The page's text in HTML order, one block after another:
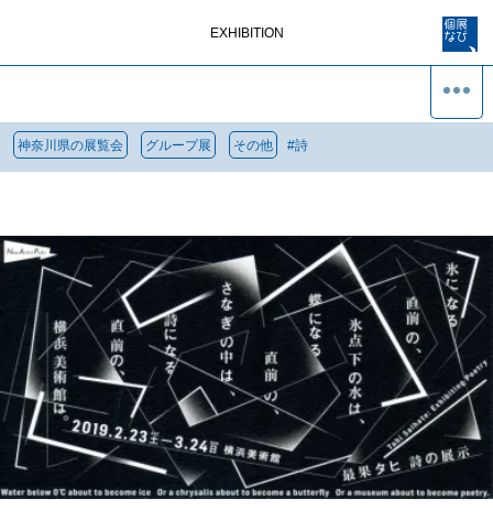
EXHIBITION
神奈川県の展覧会 グループ展 その他 #詩